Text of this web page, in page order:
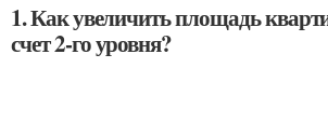
1. Как увеличить площадь
счет 2-го уровня?